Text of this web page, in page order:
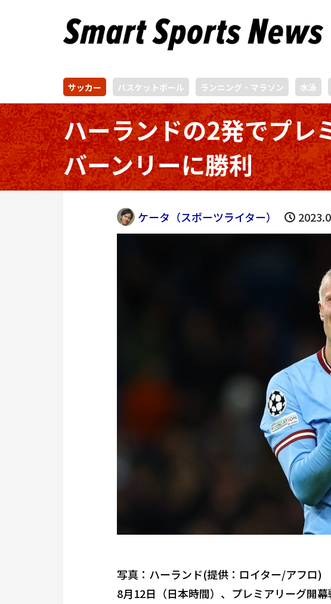
サッカー バスケットボール ランニング・マラソン 水泳
ハーランドの2発でプレ
バーンリーに勝利
ケータ（スポーツライター）
写真：ハーランド(提供：ロイター/アフロ)
8月12日（日本時間）、プレミアリーグ開